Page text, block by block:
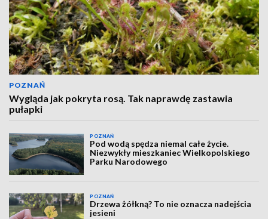
POZNAŃ
Wygląda jak pokryta rosą. Tak naprawdę zastawia
pułapki
POZNAŃ
Pod wodą spędza niemal całe życie.
Niezwykły mieszkaniec Wielkopolskiego
Parku Narodowego
POZNAŃ
Drzewa żółkną? To nie oznacza nadejścia
jesieni